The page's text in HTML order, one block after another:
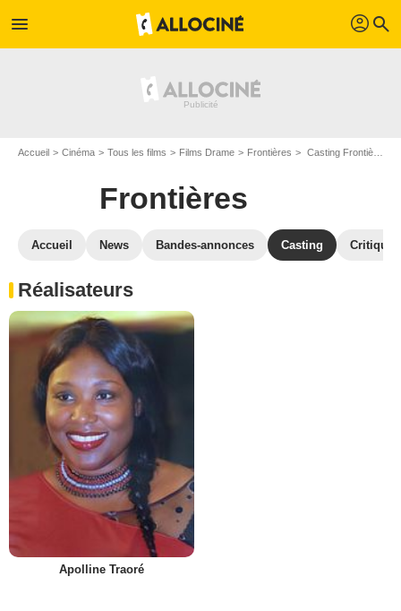
menu profil search
Accueil Cinéma Tous les films Films Drame Frontières Casting Frontières
Frontières
Accueil News Bandes-annonces Casting
Réalisateurs
Apolline Traoré